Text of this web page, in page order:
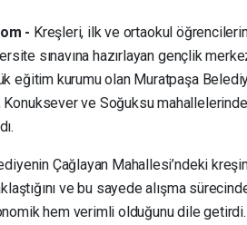
- Kreşleri, ilk ve ortaokul
sınavına hazırlayan gençlik
eğitim kurumu olan Muratpaşa
Konuksever ve Soğuksu
Çağlayan Mahallesi’ndeki
ve bu sayede alışma
hem verimli olduğunu dile